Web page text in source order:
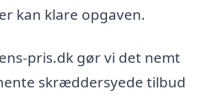
kan klare opgaven.
pris.dk gør vi det nemt
skræddersyede tilbud